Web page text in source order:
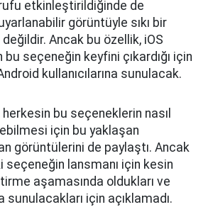
etkinleştirildiğinde de
görüntüyle sıkı bir
değildir. Ancak bu özellik, iOS
bu seçeneğin keyfini çıkardığı için
kullanıcılarına sunulacak.
herkesin bu seçeneklerin nasıl
için bu yaklaşan
görüntülerini de paylaştı. Ancak
seçeneğin lansmanı için kesin
aşamasında oldukları ve
sunulacakları için açıklamadı.